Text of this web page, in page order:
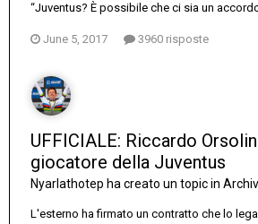
“Juventus? È possibile che ci sia un
June 5, 2017 3960 risposte
UFFICIALE: Riccardo
giocatore della Juventus
Nyarlathotep ha creato un topic in
L'esterno ha firmato un contratto che lo